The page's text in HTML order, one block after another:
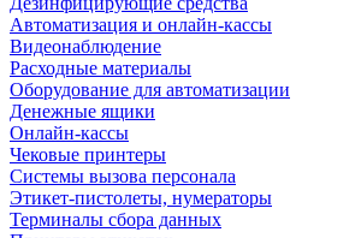
Автоматизация и онлайн-кассы
Видеонаблюдение
Расходные материалы
Оборудование для автоматизации
Денежные ящики
Онлайн-кассы
Чековые принтеры
Системы вызова персонала
Этикет-пистолеты, нумераторы
Терминалы сбора данных